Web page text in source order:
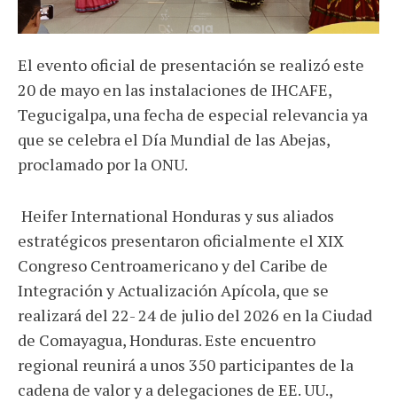
El evento oficial de presentación se realizó este
20 de mayo en las instalaciones de IHCAFE,
Tegucigalpa, una fecha de especial relevancia ya
que se celebra el Día Mundial de las Abejas,
proclamado por la ONU.
Heifer International Honduras y sus aliados
estratégicos presentaron oficialmente el XIX
Congreso Centroamericano y del Caribe de
Integración y Actualización Apícola, que se
realizará del 22- 24 de julio del 2026 en la Ciudad
de Comayagua, Honduras. Este encuentro
regional reunirá a unos 350 participantes de la
cadena de valor y a delegaciones de EE. UU.,